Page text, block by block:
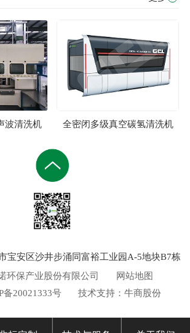
波清洗机 全密闭多级真空碳氢清洗机
宝安区沙井步涌同富裕工业园A-5地块B7栋
环保产业股份有限公司
网站地图
备20021333号 技术支持：牛商股份